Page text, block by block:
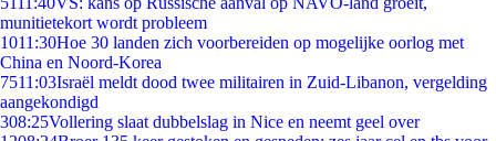
munitietekort wordt probleem
1011:30Hoe 30 landen zich voorbereiden op mogelijke oorlog met
China en Noord-Korea
7511:03Israël meldt dood twee militairen in Zuid-Libanon, vergelding
aangekondigd
308:25Vollering slaat dubbelslag in Nice en neemt geel over